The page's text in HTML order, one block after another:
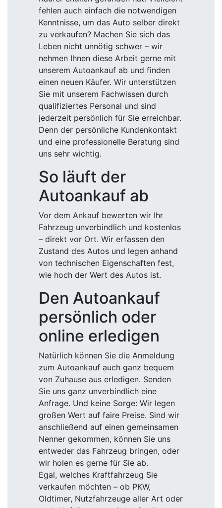
fehlen auch einfach die notwendigen
Kenntnisse, um das Auto selber direkt
zu verkaufen? Machen Sie sich das
Leben nicht unnötig schwer – wir
nehmen Ihnen diese Arbeit gerne mit
unserem Autoankauf ab und finden
einen neuen Käufer. Wir unterstützen
Sie mit unserem Fachwissen durch
qualifiziertes Personal und sind
jederzeit persönlich für Sie erreichbar.
Denn der persönliche Kundenkontakt
und eine professionelle Beratung sind
uns sehr wichtig.
So läuft der
Autoankauf ab
Vor dem Ankauf bewerten wir Ihr
Fahrzeug unverbindlich und kostenlos
– direkt vor Ort. Wir erfassen den
Zustand des Autos und legen anhand
von technischen Eigenschaften fest,
wie hoch der Wert des Autos ist.
Den Autoankauf
persönlich oder
online erledigen
Natürlich können Sie die Anmeldung
zum Autoankauf auch ganz bequem
von Zuhause aus erledigen. Senden
Sie uns ganz unverbindlich eine
Anfrage. Und keine Sorge: Wir legen
großen Wert auf faire Preise. Sind wir
anschließend auf einen gemeinsamen
Nenner gekommen, können Sie uns
entweder das Fahrzeug bringen, oder
wir holen es gerne für Sie ab.
Egal, welches Kraftfahrzeug Sie
verkaufen möchten – ob PKW,
Oldtimer, Nutzfahrzeuge aller Art oder